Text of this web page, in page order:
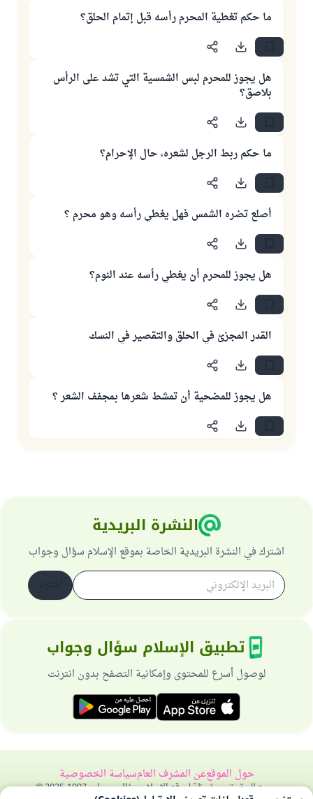
ما حكم تغطية المحرم رأسه قبل إتمام الحلق؟
هل يجوز للمحرم لبس الشمسية التي تشد على الرأس
بلاصق؟
ما حكم ربط الرجل لشعره، حال الإحرام؟
أصلع تضره الشمس فهل يغطي رأسه وهو محرم ؟
هل يجوز للمحرم أن يغطي رأسه عند النوم؟
القدر المجزئ في الحلق والتقصير في النسك
هل يجوز للمضحية أن تمشط شعرها بمجفف الشعر ؟
النشرة البريدية
اشترك في النشرة البريدية الخاصة بموقع الإسلام سؤال وجواب
تطبيق الإسلام سؤال وجواب
لوصول أسرع للمحتوى وإمكانية التصفح بدون انترنت
حول الموقععن المشرف العامسياسة الخصوصية
جميع الحقوق محفوظة لموقع الإسلام سؤال وجواب 1997-2025 ©